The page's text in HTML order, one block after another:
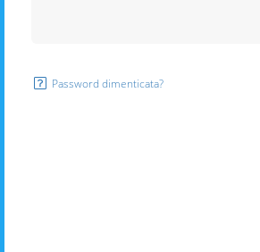
Password dimenticata?